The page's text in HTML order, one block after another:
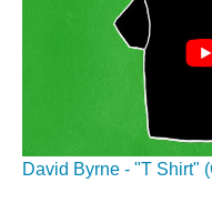
David Byrne - "T Shirt"